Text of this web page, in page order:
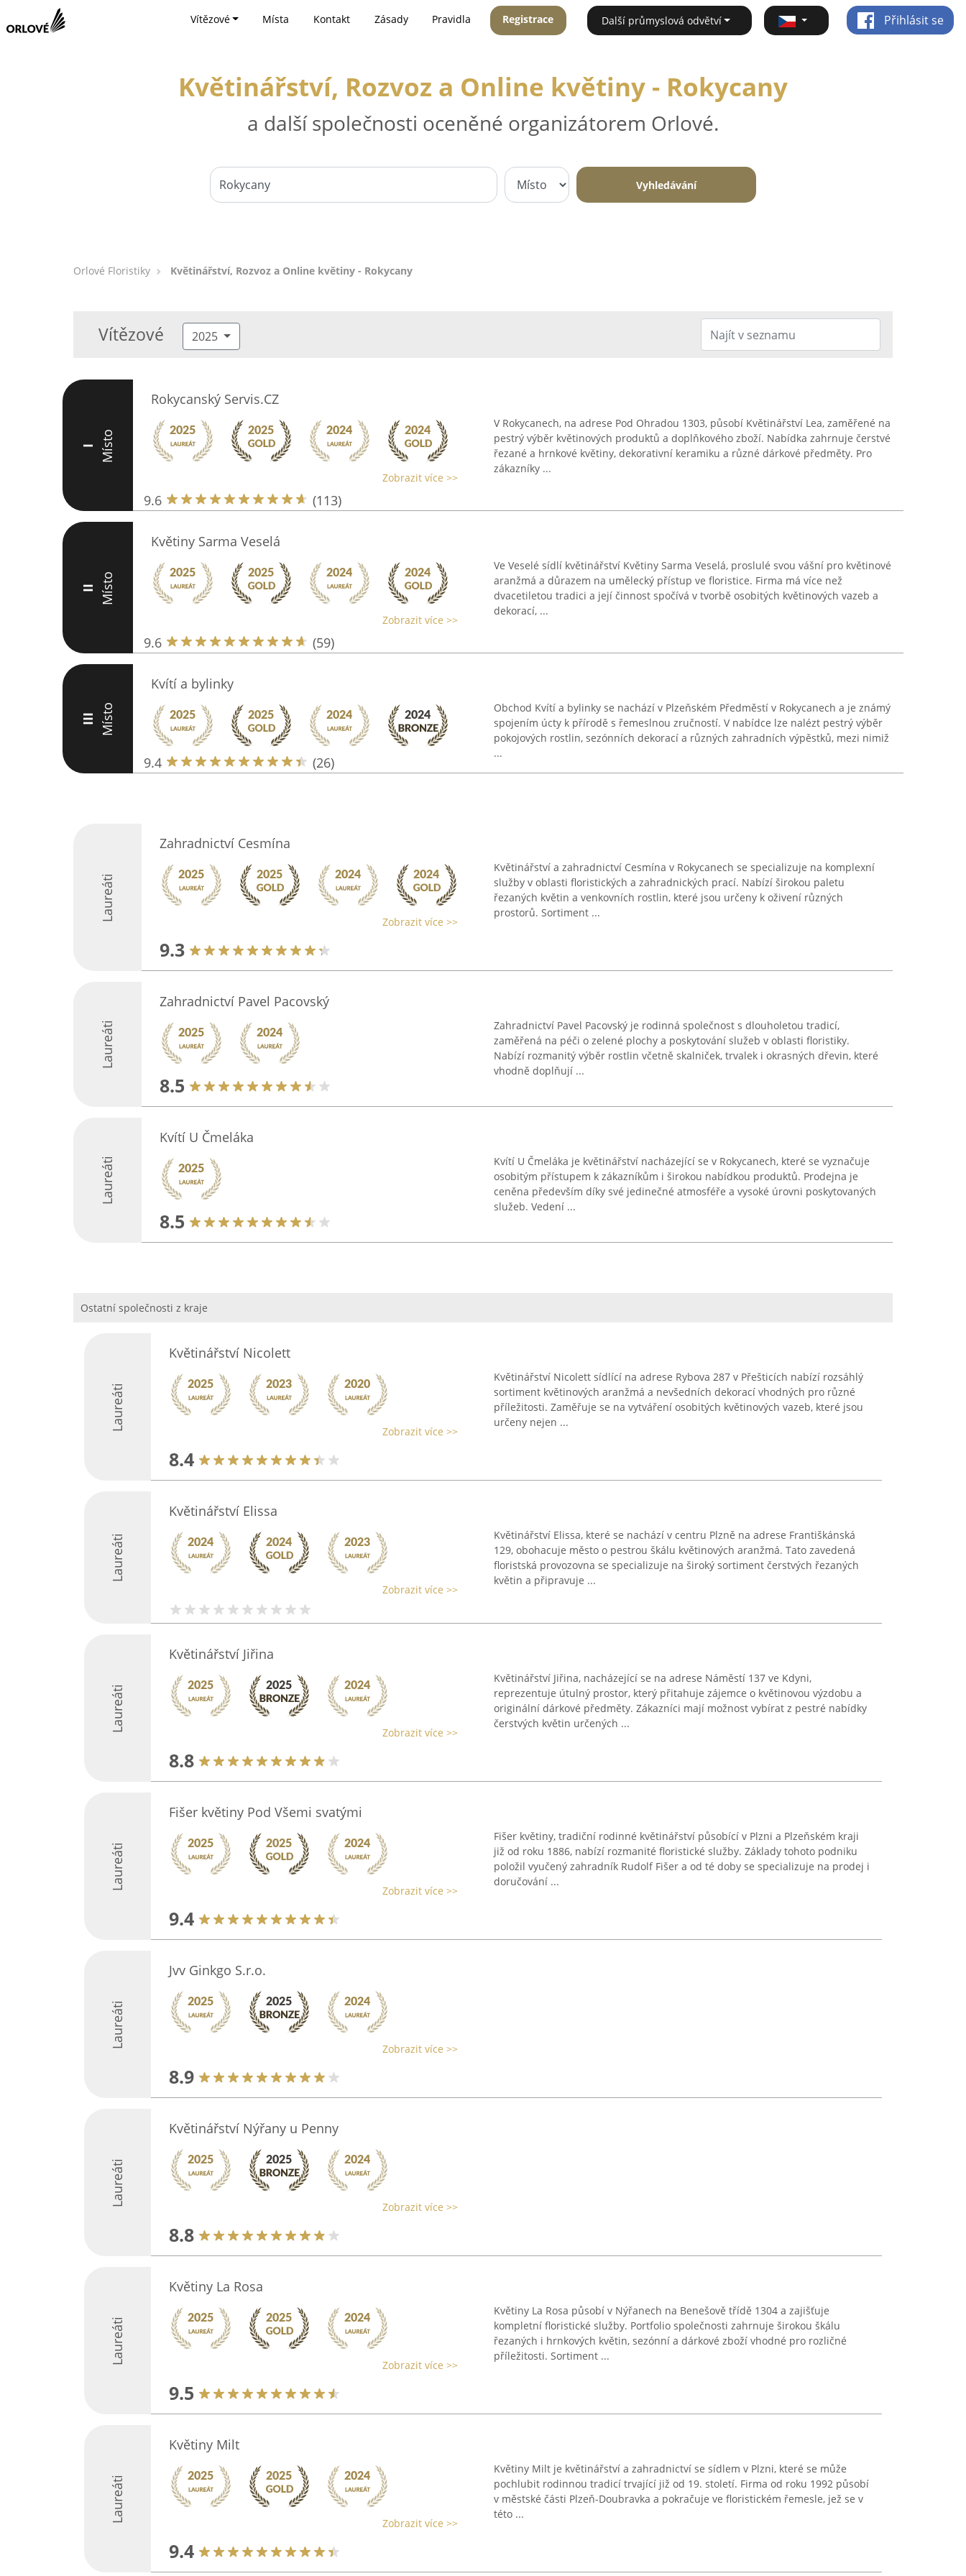
Vítězové Místa Kontakt Zásady Pravidla Registrace Další průmyslová odvětví Přihlásit se
Květinářství, Rozvoz a Online květiny - Rokycany
a další společnosti oceněné organizátorem Orlové.
Vyhledávání
Orlové Floristiky Květinářství, Rozvoz a Online květiny - Rokycany
Vítězové 2025
I Místo
Rokycanský Servis.CZ
Zobrazit více >>
9.6 (113)
V Rokycanech, na adrese Pod Ohradou 1303, působí Květinářství Lea, zaměřené na
pestrý výběr květinových produktů a doplňkového zboží. Nabídka zahrnuje čerstvé
řezané a hrnkové květiny, dekorativní keramiku a různé dárkové předměty. Pro
zákazníky ...
II Místo
Květiny Sarma Veselá
Zobrazit více >>
9.6 (59)
Ve Veselé sídlí květinářství Květiny Sarma Veselá, proslulé svou vášní pro květinové
aranžmá a důrazem na umělecký přístup ve floristice. Firma má více než
dvacetiletou tradici a její činnost spočívá v tvorbě osobitých květinových vazeb a
dekorací, ...
III Místo
Kvítí a bylinky
9.4 (26)
Obchod Kvítí a bylinky se nachází v Plzeňském Předměstí v Rokycanech a je známý
spojením úcty k přírodě s řemeslnou zručností. V nabídce lze nalézt pestrý výběr
pokojových rostlin, sezónních dekorací a různých zahradních výpěstků, mezi nimiž
...
Laureáti
Zahradnictví Cesmína
Zobrazit více >>
9.3
Květinářství a zahradnictví Cesmína v Rokycanech se specializuje na komplexní
služby v oblasti floristických a zahradnických prací. Nabízí širokou paletu
řezaných květin a venkovních rostlin, které jsou určeny k oživení různých
prostorů. Sortiment ...
Laureáti
Zahradnictví Pavel Pacovský
8.5
Zahradnictví Pavel Pacovský je rodinná společnost s dlouholetou tradicí,
zaměřená na péči o zelené plochy a poskytování služeb v oblasti floristiky.
Nabízí rozmanitý výběr rostlin včetně skalniček, trvalek i okrasných dřevin, které
vhodně doplňují ...
Laureáti
Kvítí U Čmeláka
8.5
Kvítí U Čmeláka je květinářství nacházející se v Rokycanech, které se vyznačuje
osobitým přístupem k zákazníkům i širokou nabídkou produktů. Prodejna je
ceněna především díky své jedinečné atmosféře a vysoké úrovni poskytovaných
služeb. Vedení ...
Ostatní společnosti z kraje
Laureáti
Květinářství Nicolett
Zobrazit více >>
8.4
Květinářství Nicolett sídlící na adrese Rybova 287 v Přešticích nabízí rozsáhlý
sortiment květinových aranžmá a nevšedních dekorací vhodných pro různé
příležitosti. Zaměřuje se na vytváření osobitých květinových vazeb, které jsou
určeny nejen ...
Laureáti
Květinářství Elissa
Zobrazit více >>
Květinářství Elissa, které se nachází v centru Plzně na adrese Františkánská
129, obohacuje město o pestrou škálu květinových aranžmá. Tato zavedená
floristská provozovna se specializuje na široký sortiment čerstvých řezaných
květin a připravuje ...
Laureáti
Květinářství Jiřina
Zobrazit více >>
8.8
Květinářství Jiřina, nacházející se na adrese Náměstí 137 ve Kdyni,
reprezentuje útulný prostor, který přitahuje zájemce o květinovou výzdobu a
originální dárkové předměty. Zákazníci mají možnost vybírat z pestré nabídky
čerstvých květin určených ...
Laureáti
Fišer květiny Pod Všemi svatými
Zobrazit více >>
9.4
Fišer květiny, tradiční rodinné květinářství působící v Plzni a Plzeňském kraji
již od roku 1886, nabízí rozmanité floristické služby. Základy tohoto podniku
položil vyučený zahradník Rudolf Fišer a od té doby se specializuje na prodej i
doručování ...
Laureáti
Jvv Ginkgo S.r.o.
Zobrazit více >>
8.9
Laureáti
Květinářství Nýřany u Penny
Zobrazit více >>
8.8
Laureáti
Květiny La Rosa
Zobrazit více >>
9.5
Květiny La Rosa působí v Nýřanech na Benešově třídě 1304 a zajišťuje
kompletní floristické služby. Portfolio společnosti zahrnuje širokou škálu
řezaných i hrnkových květin, sezónní a dárkové zboží vhodné pro rozličné
příležitosti. Sortiment ...
Laureáti
Květiny Milt
Zobrazit více >>
9.4
Květiny Milt je květinářství a zahradnictví se sídlem v Plzni, které se může
pochlubit rodinnou tradicí trvající již od 19. století. Firma od roku 1992 působí
v městské části Plzeň-Doubravka a pokračuje ve floristickém řemesle, jež se v
této ...